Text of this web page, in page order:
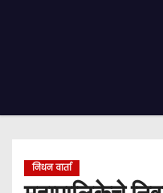
निधन वार्ता